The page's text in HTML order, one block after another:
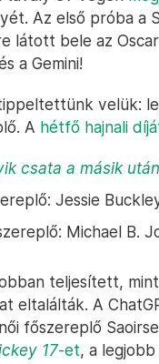
Az első próba a
látott bele az
a Gemini!
velük:
A hétfő hajnali
csata a másik után
Jessie
Michael B.
teljesített,
eltalálták. A
főszereplő
17-et, a